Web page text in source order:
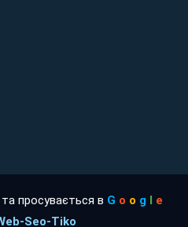
просувається в G o o g l e
Seo-Tiko